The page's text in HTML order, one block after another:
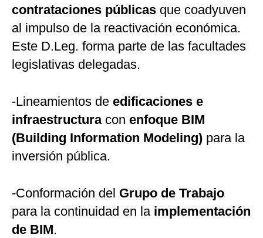
contrataciones públicas que coadyuven
al impulso de la reactivación económica.
Este D.Leg. forma parte de las facultades
legislativas delegadas.
-Lineamientos de edificaciones e
infraestructuracon enfoque BIM
(Building Information Modeling) para la
inversión pública.
-Conformación del Grupo de Trabajo
para la continuidad en la implementación
de BIM.